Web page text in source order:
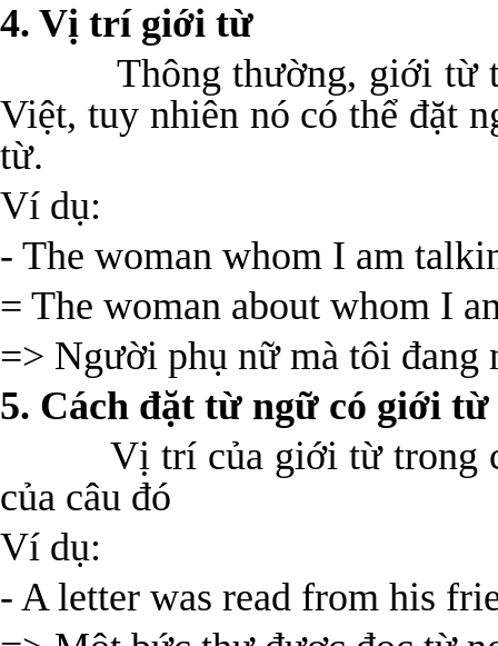
4. Vị trí giới từ
Thông thường, giới từ
Việt, tuy nhiên nó có thể đặt
từ.
Ví dụ:
- The woman whom I am
= The woman about whom I
=> Người phụ nữ mà tôi đang
5. Cách đặt từ ngữ có giới từ
Vị trí của giới từ trong
của câu đó
Ví dụ:
- A letter was read from his